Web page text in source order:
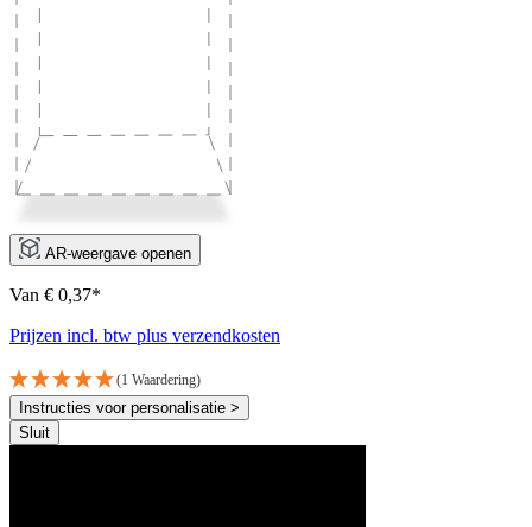
AR-weergave openen
Van € 0,37*
Prijzen incl. btw plus verzendkosten
(1 Waardering)
Instructies voor personalisatie >
Sluit